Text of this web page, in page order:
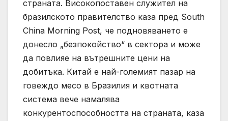
страната. Високопоставен служител на
бразилското правителство каза пред South
China Morning Post, че подновяването е
донесло „безпокойство“ в сектора и може
да повлияе на вътрешните цени на
добитъка. Китай е най-големият пазар на
говеждо месо в Бразилия и квотната
система вече намалява
конкурентоспособността на страната, каза